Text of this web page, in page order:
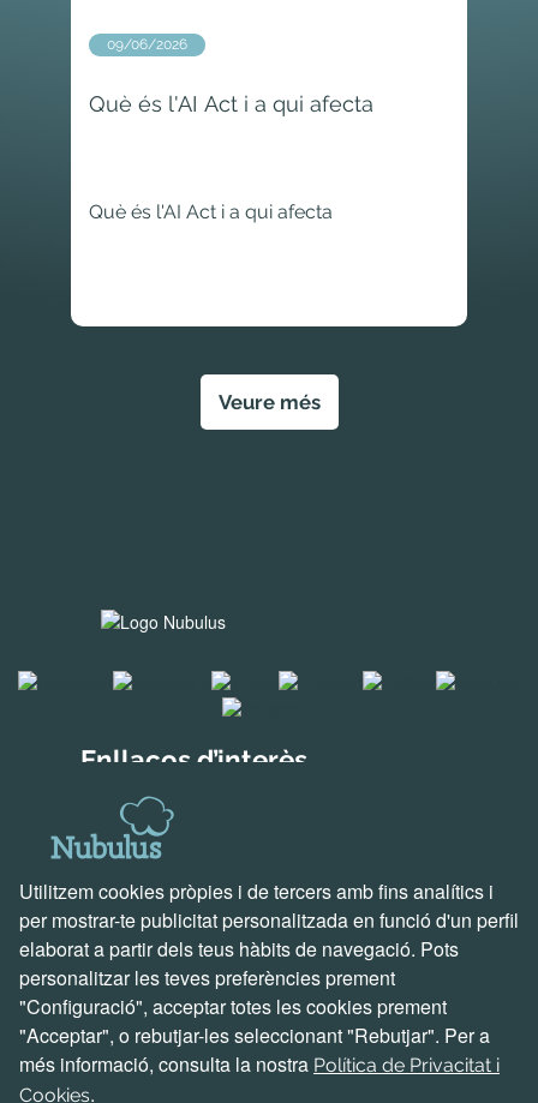
Què és l'AI Act i a qui afecta
09/06/2026
Què és l'AI Act i a qui afecta
Veure més
Enllaços d’interès
Solucions per a empreses
Solucions creades per nosaltres
Suport i contacte
Vine a veure’ns
Escriu-nos un correu
Truca’ns ara
Parlem de projectes
Problemes i incidències
Utilitzem cookies pròpies i de tercers amb fins analítics i
per mostrar-te publicitat personalitzada en funció d'un perfil
elaborat a partir dels teus hàbits de navegació. Pots
personalitzar les teves preferències prement
"Configuració", acceptar totes les cookies prement
"Acceptar", o rebutjar-les seleccionant "Rebutjar". Per a
més informació, consulta la nostra Política de Privacitat i
Cookies.